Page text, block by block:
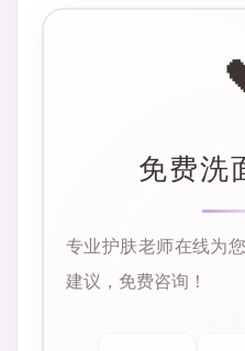
免费洗
专业护肤老师在线为
建议，免费咨询！